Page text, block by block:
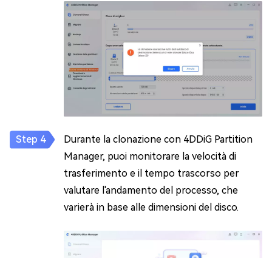
Durante la clonazione con 4DDiG Partition
Manager, puoi monitorare la velocità di
trasferimento e il tempo trascorso per
valutare l'andamento del processo, che
varierà in base alle dimensioni del disco.